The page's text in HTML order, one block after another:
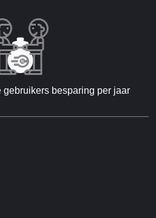
gebruikers besparing per jaar